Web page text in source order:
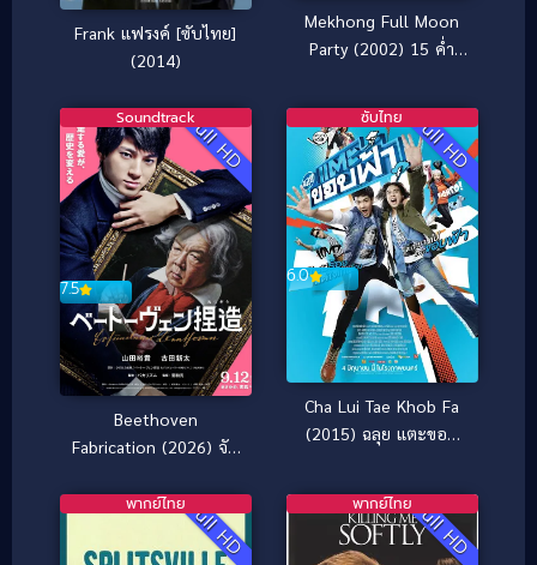
Frank แฟรงค์ [ซับไทย]
(2014)
Mekhong Full Moon
Party (2002) 15 ค่ํา
Full HD
7.5
Soundtrack
Beethoven
Fabrication (2026) จับ
Full HD
6.0
ซับไทย
Cha Lui Tae Khob Fa
(2015) ฉลุย แตะขอบ
Full HD
พากย์ไทย Full HD
พากย์ไทย